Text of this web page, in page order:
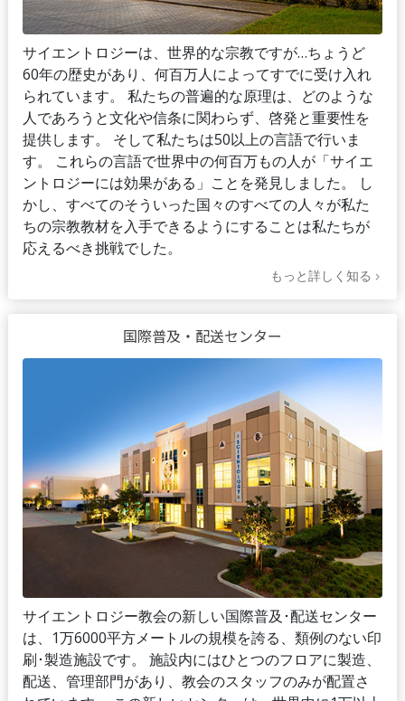
サイエントロジーは、世界的な宗教ですが…ちょうど
60年の歴史があり、何百万人によってすでに受け入れ
られています。 私たちの普遍的な原理は、どのような
人であろうと文化や信条に関わらず、啓発と重要性を
提供します。 そして私たちは50以上の言語で行いま
す。 これらの言語で世界中の何百万もの人が「サイエ
ントロジーには効果がある」ことを発見しました。 し
かし、すべてのそういった国々のすべての人々が私た
ちの宗教教材を入手できるようにすることは私たちが
応えるべき挑戦でした。
もっと詳しく知る
国際普及・配送センター
サイエントロジー教会の新しい国際普及･配送センター
は、1万6000平方メートルの規模を誇る、類例のない印
刷･製造施設です。 施設内にはひとつのフロアに製造、
配送、管理部門があり、教会のスタッフのみが配置さ